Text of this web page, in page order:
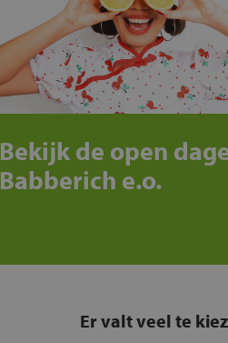
Bekijk de open
Babberich e.o.
Er valt veel te